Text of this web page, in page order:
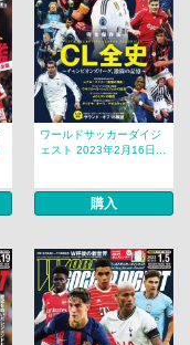
ワールドサッカーダイジ
ェスト 2023年2月16日...
購入